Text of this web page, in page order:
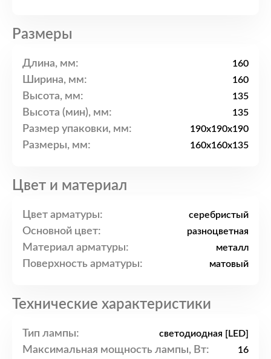
Размеры
Длина, мм: 160
Ширина, мм: 160
Высота, мм: 135
Высота (мин), мм: 135
Размер упаковки, мм: 190x190x190
Размеры, мм: 160x160x135
Цвет и материал
Цвет арматуры: серебристый
Основной цвет: разноцветная
Материал арматуры: металл
Поверхность арматуры: матовый
Технические характеристики
Тип лампы: светодиодная [LED]
Максимальная мощность лампы, Вт: 16